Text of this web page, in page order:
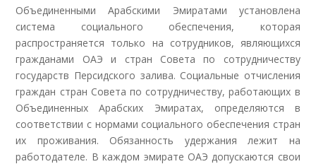
Объединенными Арабскими Эмиратами установлена
система социального обеспечения, которая
распространяется только на сотрудников, являющихся
гражданами ОАЭ и стран Совета по сотрудничеству
государств Персидского залива. Социальные отчисления
граждан стран Совета по сотрудничеству, работающих в
Объединенных Арабских Эмиратах, определяются в
соответствии с нормами социального обеспечения стран
их проживания. Обязанность удержания лежит на
работодателе. В каждом эмирате ОАЭ допускаются свои